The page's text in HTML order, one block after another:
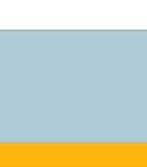
belül kiszállítjuk!